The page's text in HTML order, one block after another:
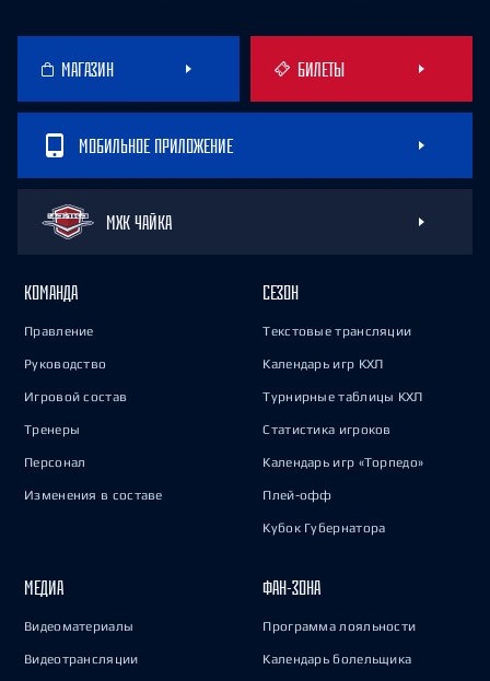
МАГАЗИН БИЛЕТЫ
МОБИЛЬНОЕ ПРИЛОЖЕНИЕ
МХК ЧАЙКА
КОМАНДА
Правление
Руководство
Игровой состав
Тренеры
Персонал
Изменения в составе
СЕЗОН
Текстовые трансляции
Календарь игр КХЛ
Турнирные таблицы КХЛ
Статистика игроков
Календарь игр «Торпедо»
Плей-офф
Кубок Губернатора
МЕДИА
Видеоматериалы
Видеотрансляции
ФАН-ЗОНА
Программа лояльности
Календарь болельщика